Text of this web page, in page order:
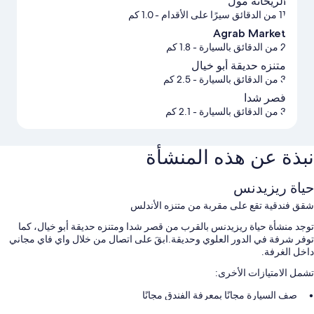
11 من الدقائق سيرًا على الأقدام - 1.0 كم
Agrab Market
2 من الدقائق بالسيارة - 1.8 كم
متنزه حديقة أبو خيال
3 من الدقائق بالسيارة - 2.5 كم
قصر شدا
3 من الدقائق بالسيارة - 2.1 كم
نبذة عن هذه المنشأة
حياة ريزيدنس
شقق فندقية تقع على مقربة من متنزه الأندلس
توجد منشأة حياة ريزيدنس بالقرب من قصر شدا ومتنزه حديقة أبو خيال، كما
توفر شرفة في الدور العلوي وحديقة.ابقَ على اتصال من خلال واي فاي مجاني
داخل الغرفة.
تشمل الامتيازات الأخرى:
صف السيارة مجانًا بمعرفة الفندق مجانًا